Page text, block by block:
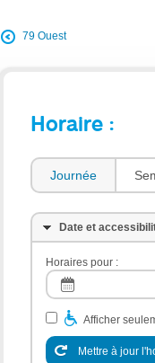
79 Ouest
Horaire :
Journée
Date et
Horaires pour :
Afficher
Mettre à jour